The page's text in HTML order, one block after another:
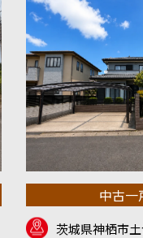
中古一
茨城県神栖市